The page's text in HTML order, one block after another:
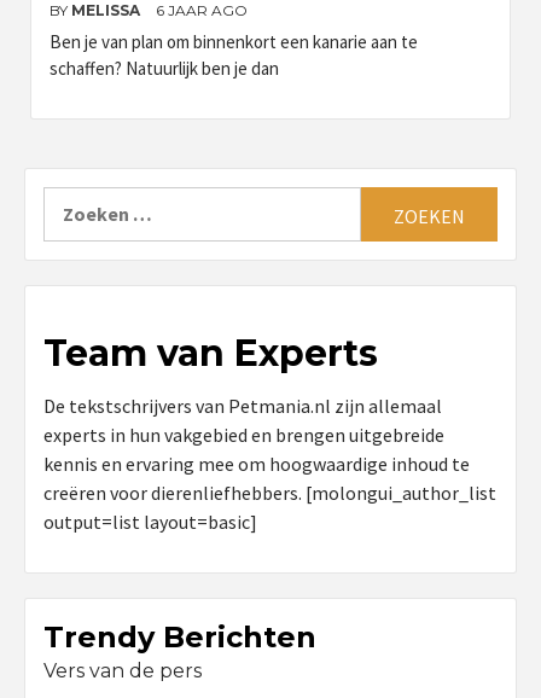
BY MELISSA 6 JAAR AGO
Ben je van plan om binnenkort een kanarie aan te
schaffen? Natuurlijk ben je dan
Team van Experts
De tekstschrijvers van Petmania.nl zijn allemaal
experts in hun vakgebied en brengen uitgebreide
kennis en ervaring mee om hoogwaardige inhoud te
creëren voor dierenliefhebbers. [molongui_author_list
output=list layout=basic]
Trendy Berichten
Vers van de pers